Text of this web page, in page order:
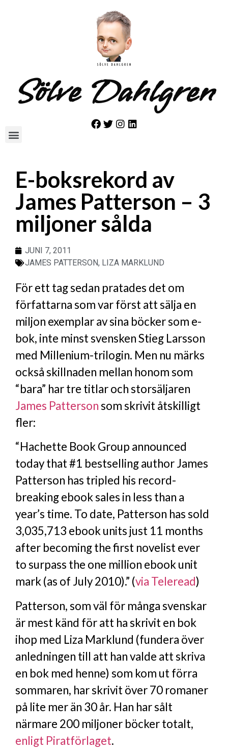
Sölve Dahlgren
E-boksrekord av
James Patterson – 3
miljoner sålda
JUNI 7, 2011
JAMES PATTERSON, LIZA MARKLUND
För ett tag sedan pratades det om
författarna som var först att sälja en
miljon exemplar av sina böcker som e-
bok, inte minst svensken Stieg Larsson
med Millenium-trilogin. Men nu märks
också skillnaden mellan honom som
“bara” har tre titlar och storsäljaren
James Pattersonsom skrivit åtskilligt
fler:
“Hachette Book Group announced
today that #1 bestselling author James
Patterson has tripled his record-
breaking ebook sales in less than a
year’s time. To date, Patterson has sold
3,035,713 ebook units just 11 months
after becoming the first novelist ever
to surpass the one million ebook unit
mark (as of July 2010).” (via Teleread)
Patterson, som väl för många svenskar
är mest känd för att ha skrivit en bok
ihop med Liza Marklund (fundera över
anledningen till att han valde att skriva
en bok med henne) som kom ut förra
sommaren, har skrivit över 70 romaner
på lite mer än 30 år. Han har sålt
närmare 200 miljoner böcker totalt,
enligt Piratförlaget.